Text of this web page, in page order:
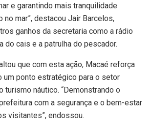
e garantindo mais tranquilidade
no mar”, destacou Jair Barcelos,
ganhos da secretaria como a rádio
do cais e a patrulha do pescador.
que com esta ação, Macaé reforça
um ponto estratégico para o setor
turismo náutico. “Demonstrando o
com a segurança e o bem-estar
visitantes”, endossou.